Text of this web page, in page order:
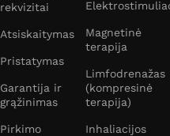
rekvizitai
Atsiskaitymas
Pristatymas
Garantija ir
grąžinimas
Pirkimo
Magnetinė
terapija
Limfodrenažas
(kompresinė
terapija)
Inhaliacijos